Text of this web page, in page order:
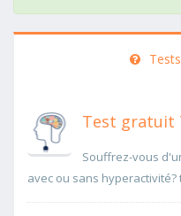
Test gratuit
Souffrez-vous
avec ou sans